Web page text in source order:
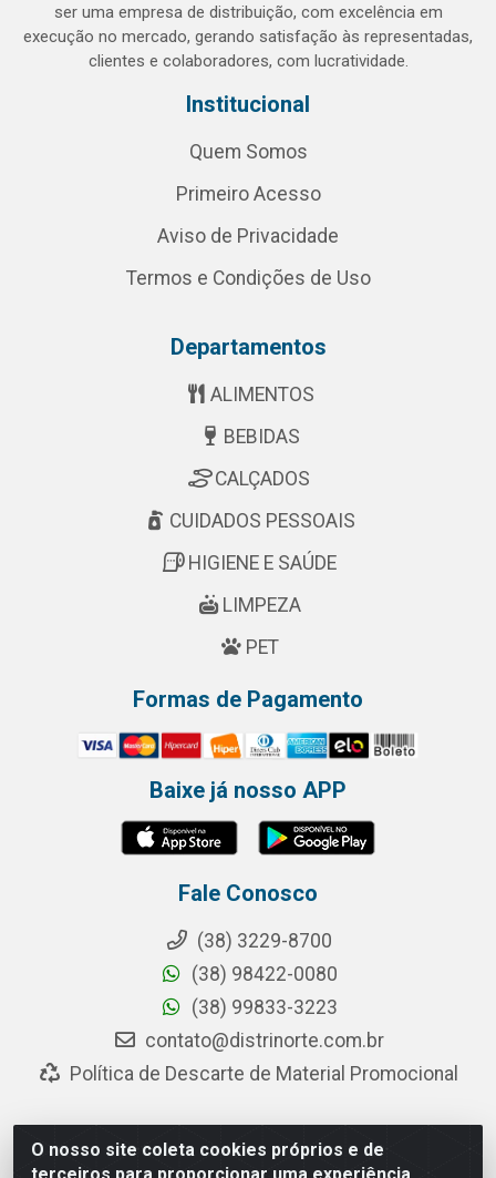
O nosso site coleta cookies próprios e de
ser uma empresa de distribuição, com excelência em
execução no mercado, gerando satisfação às representadas,
clientes e colaboradores, com lucratividade.
Institucional
Quem Somos
Primeiro Acesso
Aviso de Privacidade
Termos e Condições de Uso
Departamentos
ALIMENTOS
BEBIDAS
CALÇADOS
CUIDADOS PESSOAIS
HIGIENE E SAÚDE
LIMPEZA
PET
Formas de Pagamento
Baixe já nosso APP
Fale Conosco
(38) 3229-8700
(38) 98422-0080
(38) 99833-3223
contato@distrinorte.com.br
Política de Descarte de Material Promocional
Distrinorte Distribuidora de Alimentos - Avenida Pedro